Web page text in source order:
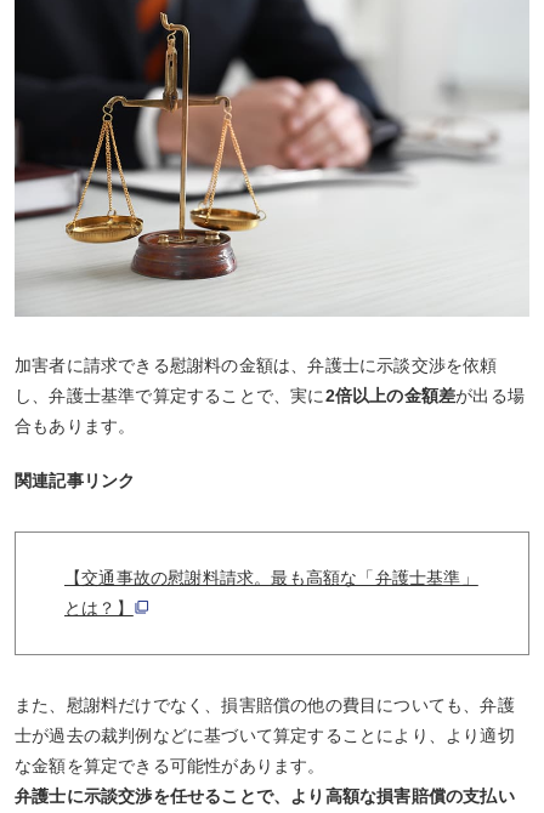
加害者に請求できる慰謝料の金額は、弁護士に示談交渉を依頼
し、弁護士基準で算定することで、実に2倍以上の金額差が出る場
合もあります。
関連記事リンク
【交通事故の慰謝料請求。最も高額な「弁護士基準」
とは？】
また、慰謝料だけでなく、損害賠償の他の費目についても、弁護
士が過去の裁判例などに基づいて算定することにより、より適切
な金額を算定できる可能性があります。
弁護士に示談交渉を任せることで、より高額な損害賠償の支払い